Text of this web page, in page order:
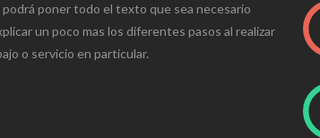
podrá poner todo el texto que sea necesario
un poco mas los diferentes pasos al realizar
o servicio en particular.